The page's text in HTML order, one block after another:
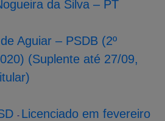
da Silva – PT
Aguiar – PSDB (2º
(Suplente até 27/09,
- Licenciado em fevereiro